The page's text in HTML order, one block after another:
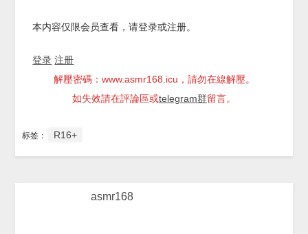
本内容仅限会员查看，请登录或注册。
登录 注册
解壓密碼：www.asmr168.icu，請勿在線解壓。
如失效請在評論區或telegram群留言。
标签： R16+
asmr168